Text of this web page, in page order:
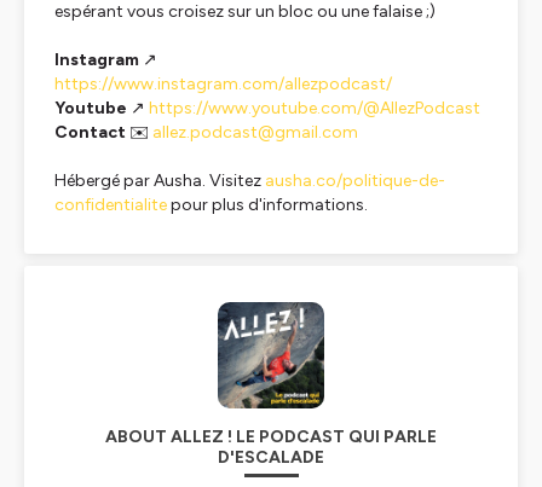
espérant vous croisez sur un bloc ou une falaise ;)
Instagram ↗️
https://www.instagram.com/allezpodcast/
Youtube ↗️ https://www.youtube.com/@AllezPodcast
Contact ✉️ allez.podcast@gmail.com
Hébergé par Ausha. Visitez ausha.co/politique-de-
confidentialitepour plus d'informations.
ABOUT ALLEZ ! LE PODCAST QUI PARLE
D'ESCALADE